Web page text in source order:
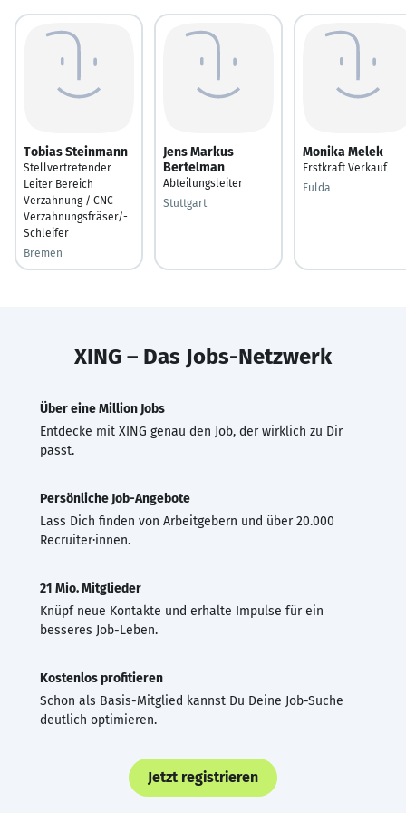
Tobias Steinmann
Stellvertretender
Leiter Bereich
Verzahnung / CNC
Verzahnungsfräser/-
Schleifer
Bremen
Jens Markus
Bertelman
Abteilungsleiter
Stuttgart
Monika Melek
Erstkraft Verkauf
Fulda
XING – Das Jobs-Netzwerk
Über eine Million Jobs
Entdecke mit XING genau den Job, der wirklich zu Dir
passt.
Persönliche Job-Angebote
Lass Dich finden von Arbeitgebern und über 20.000
Recruiter·innen.
21 Mio. Mitglieder
Knüpf neue Kontakte und erhalte Impulse für ein
besseres Job-Leben.
Kostenlos profitieren
Schon als Basis-Mitglied kannst Du Deine Job-Suche
deutlich optimieren.
Jetzt registrieren